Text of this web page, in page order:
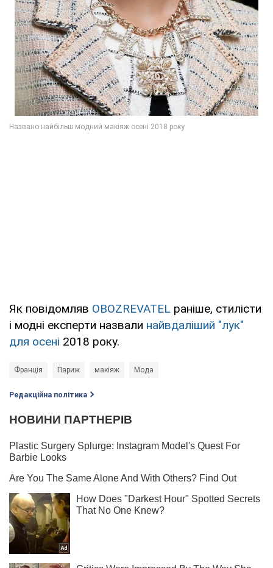
Як повідомляв OBOZREVATEL раніше, стилісти
і модні експерти назвали найвдаліший "лук"
для осені 2018 року.
Франція Париж макіяж Мода
Редакційна політика